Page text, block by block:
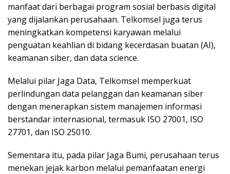
manfaat dari berbagai program sosial berbasis digital
yang dijalankan perusahaan. Telkomsel juga terus
meningkatkan kompetensi karyawan melalui
penguatan keahlian di bidang kecerdasan buatan (AI),
keamanan siber, dan data science.
Melalui pilar Jaga Data, Telkomsel memperkuat
perlindungan data pelanggan dan keamanan siber
dengan menerapkan sistem manajemen informasi
berstandar internasional, termasuk ISO 27001, ISO
27701, dan ISO 25010.
Sementara itu, pada pilar Jaga Bumi, perusahaan terus
menekan jejak karbon melalui pemanfaatan energi